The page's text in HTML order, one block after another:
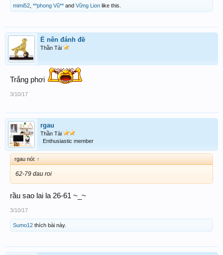
mimi52 **phong Vũ** and Vững Lion like this.
Ế nên đánh đề
Thần Tài
Trắng phơi
3/10/17
rgau
Thần Tài
Enthusiastic member
rgau nói: ↑
62-79 dau roi
rầu sao lai la 26-61 ~_~
3/10/17
Sumo12 thích bài này.